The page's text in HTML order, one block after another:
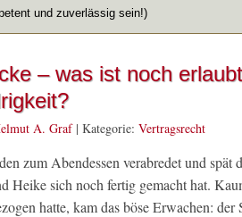
und zuverlässig sein!)
– was ist noch
A. Graf| Kategorie: Vertragsrecht
zum Abendessen verabredet und spät
Heike sich noch fertig gemacht hat.
hatte, kam das böse Erwachen: